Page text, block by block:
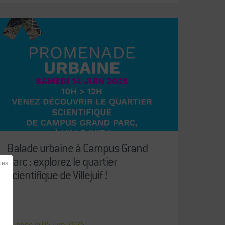
Balade urbaine à Campus Grand
Parc : explorez le quartier
scientifique de Villejuif !